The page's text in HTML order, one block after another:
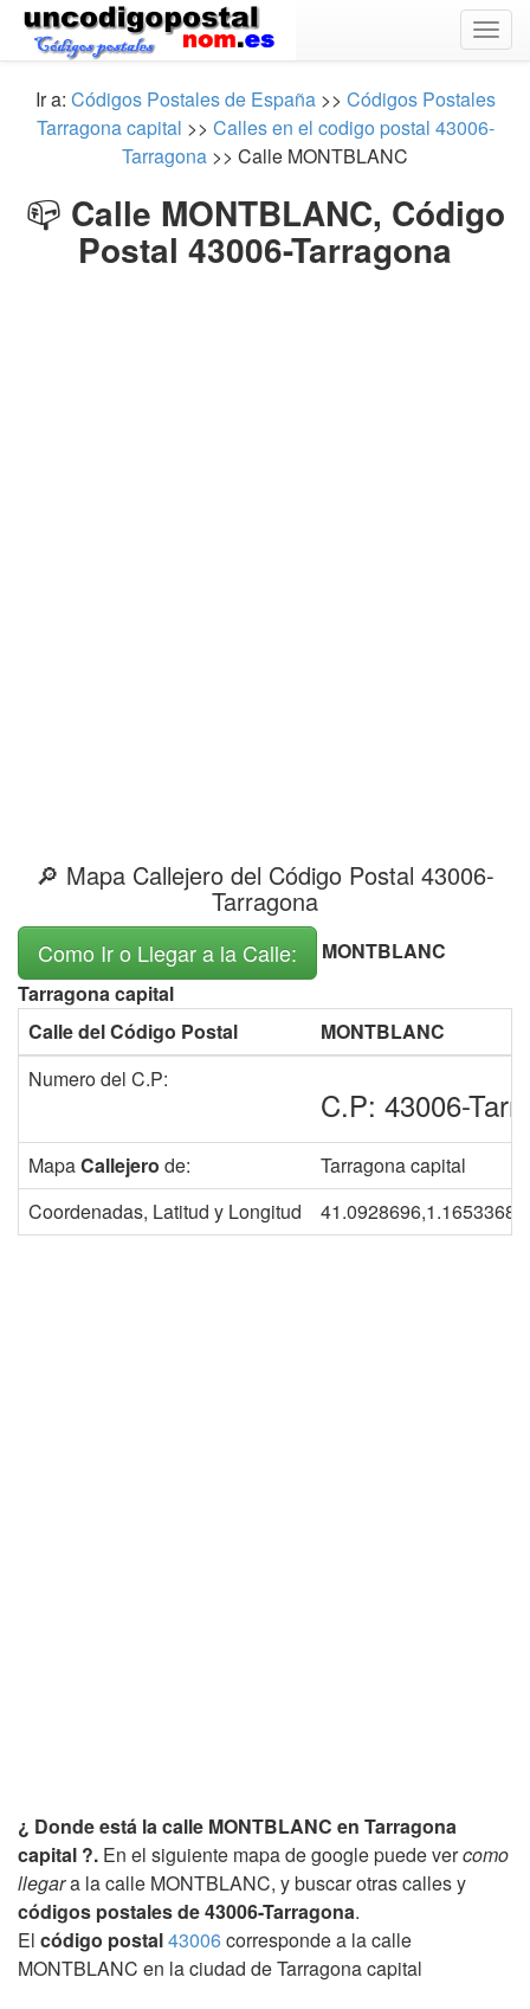
Ir a: Códigos Postales de España>> Códigos Postales
Tarragona capital >> Calles en el codigo postal 43006-
Tarragona >> Calle MONTBLANC
📪 Calle MONTBLANC, Código
Postal 43006-Tarragona
🔎 Mapa Callejero del Código Postal 43006-
Tarragona
Como Ir o Llegar a la Calle:
MONTBLANC
Tarragona capital
Calle del Código Postal
MONTBLANC
Numero del C.P:
C.P: 43006-
MapaCallejero de:
Tarragona capital
Coordenadas, Latitud y Longitud
41.0928696,1.1653368
¿ Donde está la calle MONTBLANC en Tarragona
capital ?. En el siguiente mapa de google puede vercomo
llegara la calle MONTBLANC, y buscar otras calles y
códigos postales de 43006-Tarragona.
El código postal43006corresponde a la calle
MONTBLANC en la ciudad de Tarragona capital